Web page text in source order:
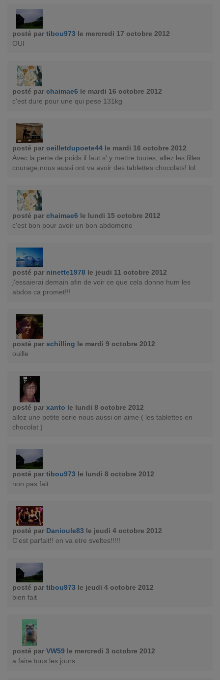
posté par tibou973 le mercredi 17 octobre 2012
OUI
posté par chaimae6 le mardi 16 octobre 2012
c'est dure pour une qui pese 131kg
posté par oeilletdupoete44 le mardi 16 octobre 2012
Avec la perte de poids il faut s' y mettre toutes, allez les filles
courage,nous aussi ont va avoir des tablettes chocolats! lol
posté par chaimae6 le lundi 15 octobre 2012
c'est bon pour avoir un bon abdomene
posté par ninette1978 le jeudi 11 octobre 2012
j'essaierai demain afin de voir ce que cela donne hum les
abdos ca promet!!!
posté par schilling le mardi 9 octobre 2012
ouille
posté par xanto le lundi 8 octobre 2012
allez une petite serie nous aussi on aime ( les tablettes en
chocolat )
posté par tibou973 le lundi 8 octobre 2012
non pas fait
posté par Danioule83 le jeudi 4 octobre 2012
C'est parfait!! on va etre sveltes!!!!!
posté par tibou973 le jeudi 4 octobre 2012
bien fait
posté par VW59 le mercredi 3 octobre 2012
a faire tous les jours